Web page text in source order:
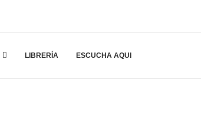
LIBRERÍA ESCUCHA AQUI